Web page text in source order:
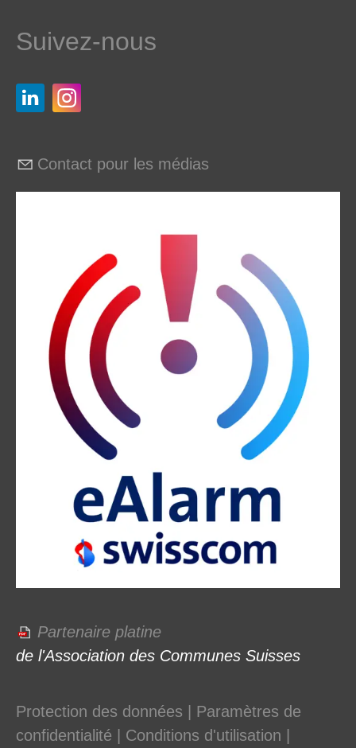
Suivez-nous
Contact pour les médias
Partenaire platine
de l'Association des Communes Suisses
Protection des données
Paramètres de
confidentialité
Conditions d'utilisation